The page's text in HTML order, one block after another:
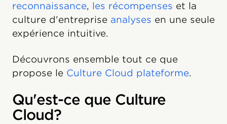
reconnaissance, les récompenses et la
culture d'entreprise analyses en une seule
expérience intuitive.
Découvrons ensemble tout ce que
propose le Culture Cloud plateforme.
Qu'est-ce que Culture
Cloud?